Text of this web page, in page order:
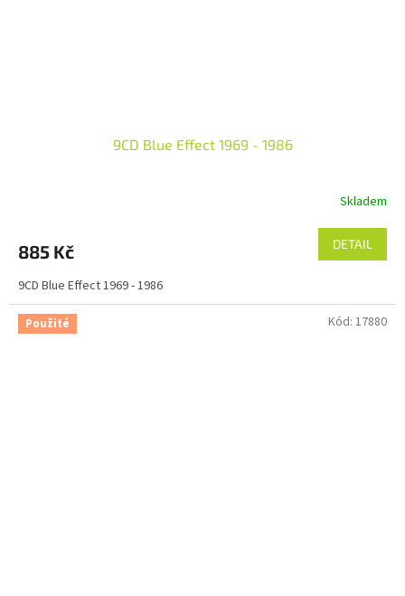
9CD Blue Effect 1969 - 1986
Skladem
885 Kč DETAIL
9CD Blue Effect 1969 - 1986
Použité Kód: 17880